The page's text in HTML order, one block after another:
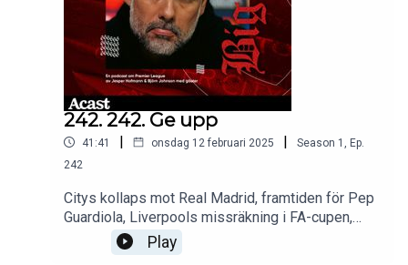
242. 242. Ge upp
41:41 | onsdag 12 februari 2025 | Season 1 , Ep.
242
Citys kollaps mot Real Madrid, framtiden för Pep
Guardiola, Liverpools missräkning i FA-cupen,
Arsenals skadekris och Harry Kanes eventuella
comeback till Premier League.
Play